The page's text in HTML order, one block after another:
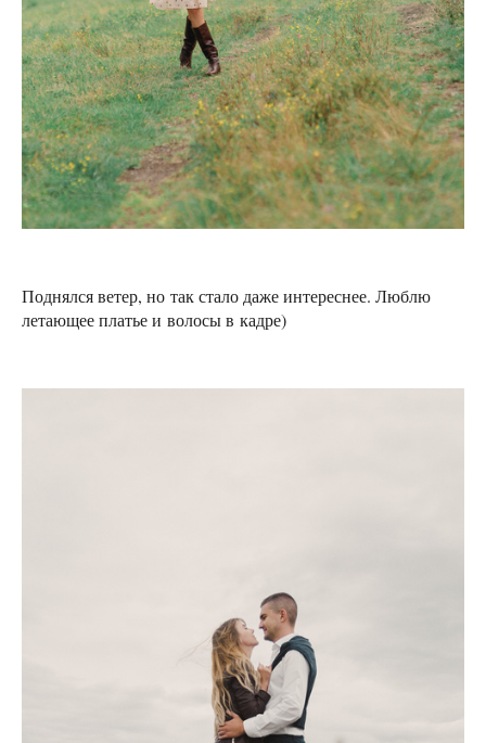
Поднялся ветер, но так стало даже интереснее. Люблю
летающее платье и волосы в кадре)